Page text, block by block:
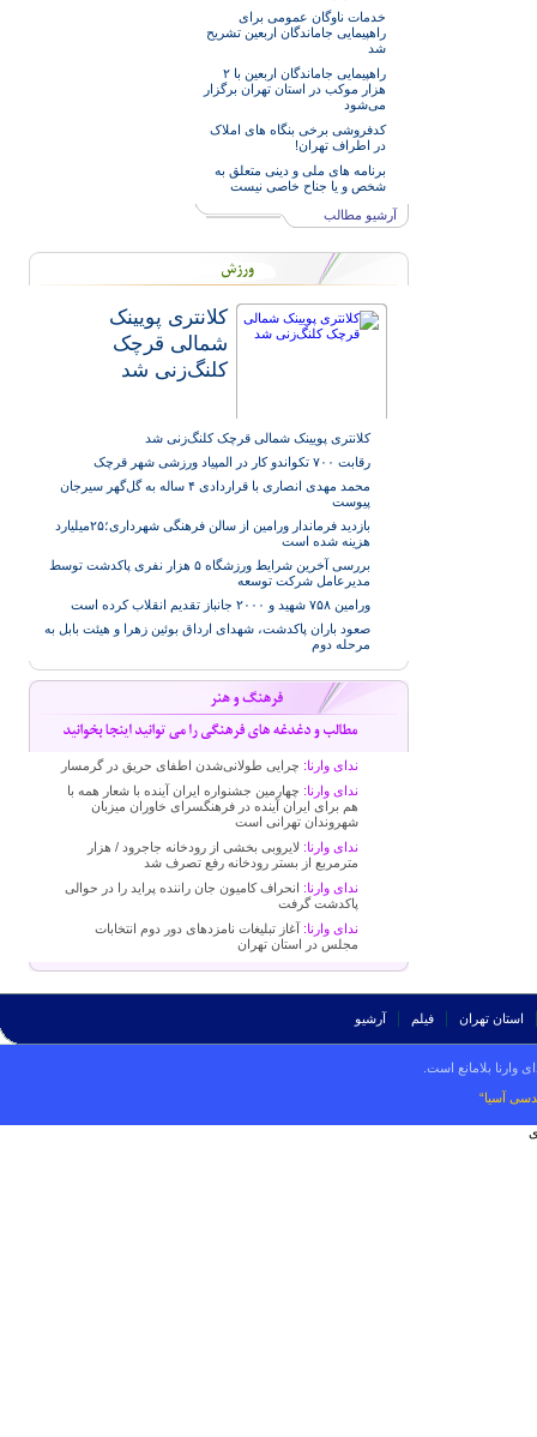
خدمات‌ ناوگان عمومی برای
راهپیمایی جاماندگان اربعین تشریح
شد
راهپیمایی جاماندگان اربعین با ۲
هزار موکب در استان تهران برگزار
می‌شود
کدفروشی برخی بنگاه های املاک
در اطراف تهران!
برنامه های ملی و دینی متعلق به
شخص و یا جناح خاصی نیست
آرشیو مطالب
کلانتری پویینک
شمالی قرچک
کلنگ‌زنی شد
کلانتری پویینک شمالی قرچک کلنگ‌زنی شد
رقابت ۷۰۰ تکواندو کار در المپیاد ورزشی شهر قرچک
محمد مهدی انصاری با قراردادی ۴ ساله به گل‌گهر سیرجان
پیوست
بازدید فرماندار ورامین از سالن فرهنگی شهرداری؛۲۵میلیارد
هزینه شده است
بررسی آخرین شرایط ورزشگاه ۵ هزار نفری پاکدشت توسط
مدیرعامل شرکت توسعه
ورامین ۷۵۸ شهید و ۲۰۰۰ جانباز تقدیم انقلاب کرده است
صعود باران پاکدشت، شهدای ارداق بوئین زهرا و هیئت بابل به
مرحله دوم
ندای وارنا: چرایی طولانی‌شدن اطفای حریق در گرمسار
ندای وارنا: چهارمین جشنواره ایران آینده با شعار همه با
هم برای ایران آینده در فرهنگسرای خاوران میزبان
شهروندان تهرانی است
ندای وارنا: لایروبی بخشی از رودخانه جاجرود / هزار
مترمربع از بستر رودخانه رفع تصرف شد
ندای وارنا: انحراف کامیون جان راننده پراید را در حوالی
پاکدشت گرفت
ندای وارنا: آغاز تبلیغات نامزدهای دور دوم انتخابات
مجلس در استان تهران
استان تهران فیلم آرشیو
وارنا بلامانع است.
آسیا“